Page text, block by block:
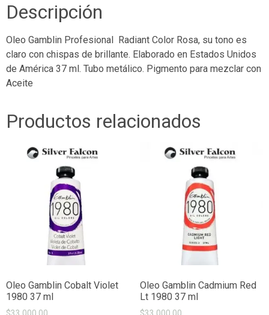
Descripción
Oleo Gamblin Profesional Radiant Color Rosa, su tono es
claro con chispas de brillante. Elaborado en Estados Unidos
de América 37 ml. Tubo metálico. Pigmento para mezclar con
Aceite
Productos relacionados
Oleo Gamblin Cobalt Violet
1980 37 ml
Oleo Gamblin Cadmium Red
Lt 1980 37 ml